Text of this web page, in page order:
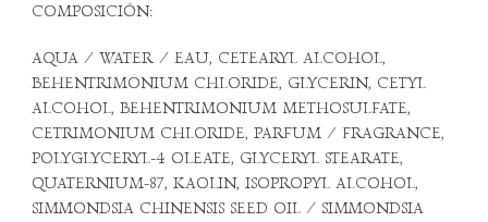
COMPOSICIÓN:
AQUA / WATER / EAU, CETEARYL ALCOHOL,
BEHENTRIMONIUM CHLORIDE, GLYCERIN, CETYL
ALCOHOL, BEHENTRIMONIUM METHOSULFATE,
CETRIMONIUM CHLORIDE, PARFUM / FRAGRANCE,
POLYGLYCERYL-4 OLEATE, GLYCERYL STEARATE,
QUATERNIUM-87, KAOLIN, ISOPROPYL ALCOHOL,
SIMMONDSIA CHINENSIS SEED OIL / SIMMONDSIA